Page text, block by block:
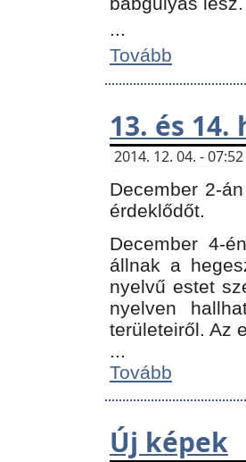
...
Tovább
13. és
2014. 12. 04. -
December 2-
érdeklődőt.
December 4-
állnak a
nyelvű estet
nyelven
területeiről. Az
...
Tovább
Új képek